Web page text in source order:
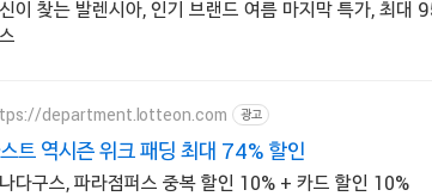
이 찾는 발렌시아, 인기 브랜드 여름 마지막 특가, 최대
department.lotteon.com 광고
트 역시즌 위크 패딩 최대 74% 할인
다구스, 파라점퍼스 중복 할인 10% + 카드 할인 10%